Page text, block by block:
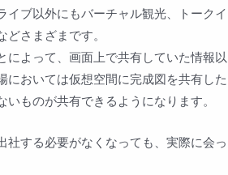
イブ以外にもバーチャル観光、トークイ
さまざまです。
よって、画面上で共有していた情報以
おいては仮想空間に完成図を共有した
ものが共有できるようになります。
社する必要がなくなっても、実際に会っ